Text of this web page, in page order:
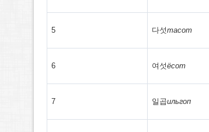
5 다섯тасот
6 여섯ёсот
7 일곱ильгоп